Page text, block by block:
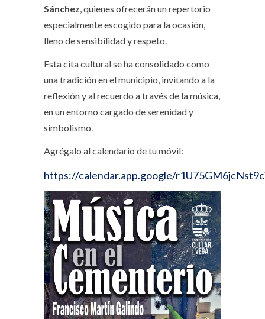
Sánchez , quienes ofrecerán un repertorio
especialmente escogido para la ocasión,
lleno de sensibilidad y respeto.
Esta cita cultural se ha consolidado como
una tradición en el municipio, invitando a la
reflexión y al recuerdo a través de la música,
en un entorno cargado de serenidad y
simbolismo.
Agrégalo al calendario de tu móvil:
https://calendar.app.google/